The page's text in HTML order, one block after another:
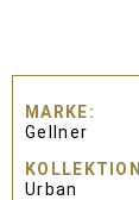
MARKE
Gellner
KOLLEKTION
Urban